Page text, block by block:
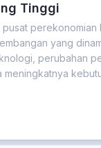
Tinggi
perekonomian
yang
perubahan
meningkatnya